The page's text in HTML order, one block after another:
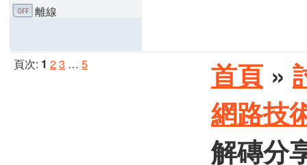
離線
頁次: 1 23 … 5 首頁 »
網路技
解磚分